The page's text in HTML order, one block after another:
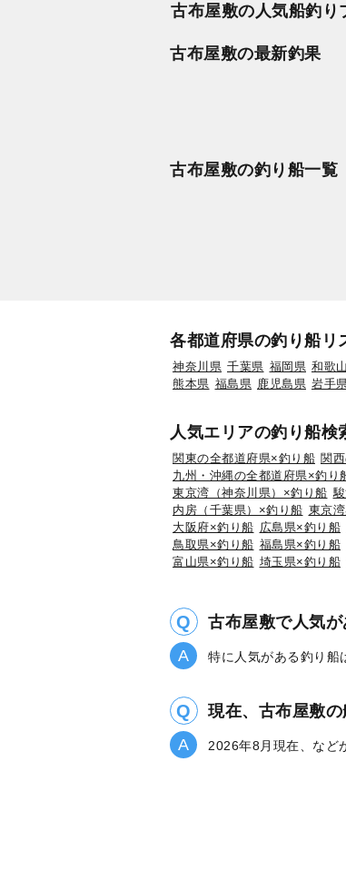
古布屋敷の人気船釣り
古布屋敷の最新釣果
古布屋敷の釣り船一覧
各都道府県の釣り船リ
神奈川県 千葉県 福岡県 和歌
熊本県 福島県 鹿児島県 岩手
人気エリアの釣り船検
関東の全都道府県×釣り船 関
九州・沖縄の全都道府県×釣り
東京湾（神奈川県）×釣り船
内房（千葉県）×釣り船 東京
大阪府×釣り船 広島県×釣り船
鳥取県×釣り船 福島県×釣り船
富山県×釣り船 埼玉県×釣り船
古布屋敷で人気
特に人気がある釣り船
現在、古布屋敷
2026年8月現在、など